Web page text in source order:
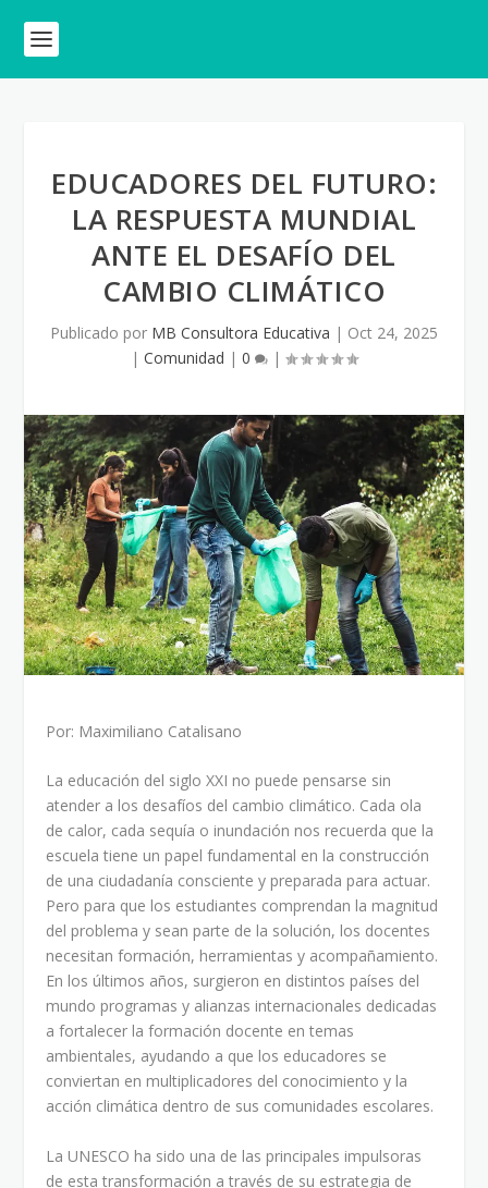
EDUCADORES DEL FUTURO:
LA RESPUESTA MUNDIAL
ANTE EL DESAFÍO DEL
CAMBIO CLIMÁTICO
Publicado por MB Consultora Educativa | Oct 24, 2025
| Comunidad | 0 |
Por: Maximiliano Catalisano
La educación del siglo XXI no puede pensarse sin
atender a los desafíos del cambio climático. Cada ola
de calor, cada sequía o inundación nos recuerda que la
escuela tiene un papel fundamental en la construcción
de una ciudadanía consciente y preparada para actuar.
Pero para que los estudiantes comprendan la magnitud
del problema y sean parte de la solución, los docentes
necesitan formación, herramientas y acompañamiento.
En los últimos años, surgieron en distintos países del
mundo programas y alianzas internacionales dedicadas
a fortalecer la formación docente en temas
ambientales, ayudando a que los educadores se
conviertan en multiplicadores del conocimiento y la
acción climática dentro de sus comunidades escolares.
La UNESCO ha sido una de las principales impulsoras
de esta transformación a través de su estrategia de